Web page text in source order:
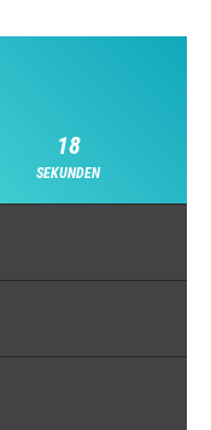
18
SEKUNDEN